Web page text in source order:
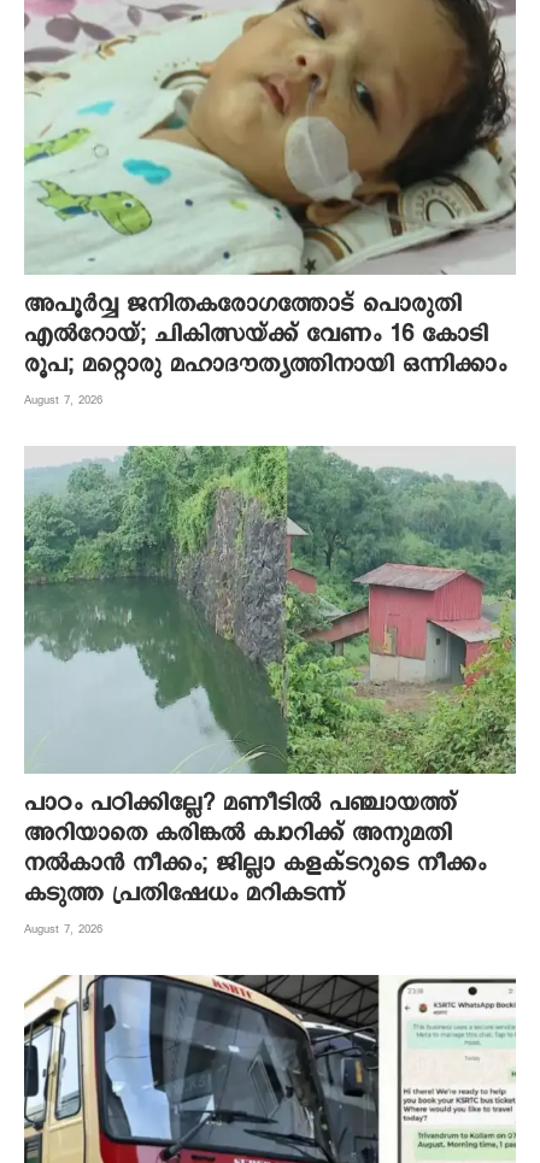
അപൂര്‍വ്വ ജനിതകരോഗത്തോട് പൊരുതി
എല്‍റോയ്; ചികിത്സയ്ക്ക് വേണം 16 കോടി
രൂപ; മറ്റൊരു മഹാദൗത്യത്തിനായി ഒന്നിക്കാം
August 7, 2026
പാഠം പഠിക്കില്ലേ? മണീടില്‍ പഞ്ചായത്ത്
അറിയാതെ കരിങ്കല്‍ ക്വാറിക്ക് അനുമതി
നല്‍കാന്‍ നീക്കം; ജില്ലാ കളക്ടറുടെ നീക്കം
കടുത്ത പ്രതിഷേധം മറികടന്ന്
August 7, 2026